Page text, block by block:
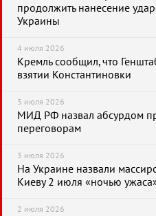
продолжить нанесение
Украины
4 июля 2026
Кремль сообщил, что
взятии Константиновки
3 июля 2026
МИД РФ назвал абсурдом
переговорам
3 июля 2026
На Украине назвали
Киеву 2 июля «ночью
2 июля 2026